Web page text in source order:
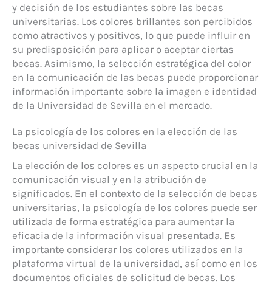
y decisión de los estudiantes sobre las becas
universitarias. Los colores brillantes son percibidos
como atractivos y positivos, lo que puede influir en
su predisposición para aplicar o aceptar ciertas
becas. Asimismo, la selección estratégica del color
en la comunicación de las becas puede proporcionar
información importante sobre la imagen e identidad
de la Universidad de Sevilla en el mercado.
La psicología de los colores en la elección de las
becas universidad de Sevilla
La elección de los colores es un aspecto crucial en la
comunicación visual y en la atribución de
significados. En el contexto de la selección de becas
universitarias, la psicología de los colores puede ser
utilizada de forma estratégica para aumentar la
eficacia de la información visual presentada. Es
importante considerar los colores utilizados en la
plataforma virtual de la universidad, así como en los
documentos oficiales de solicitud de becas. Los